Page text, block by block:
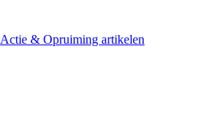
Actie & Opruiming artikelen